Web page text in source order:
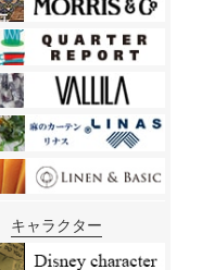
キャラクター